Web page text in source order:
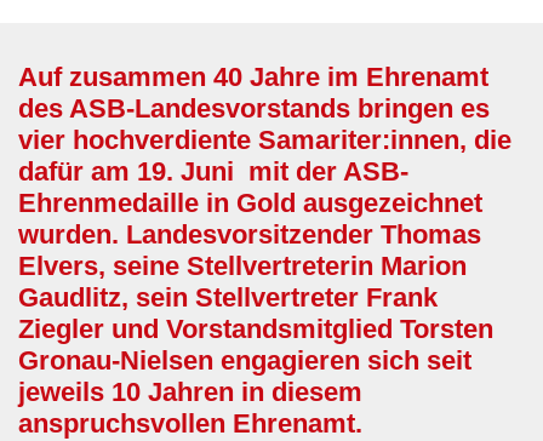
Auf zusammen 40 Jahre im Ehrenamt
des ASB-Landesvorstands bringen es
vier hochverdiente Samariter:innen, die
dafür am 19. Juni mit der ASB-
Ehrenmedaille in Gold ausgezeichnet
wurden. Landesvorsitzender Thomas
Elvers, seine Stellvertreterin Marion
Gaudlitz, sein Stellvertreter Frank
Ziegler und Vorstandsmitglied Torsten
Gronau-Nielsen engagieren sich seit
jeweils 10 Jahren in diesem
anspruchsvollen Ehrenamt.